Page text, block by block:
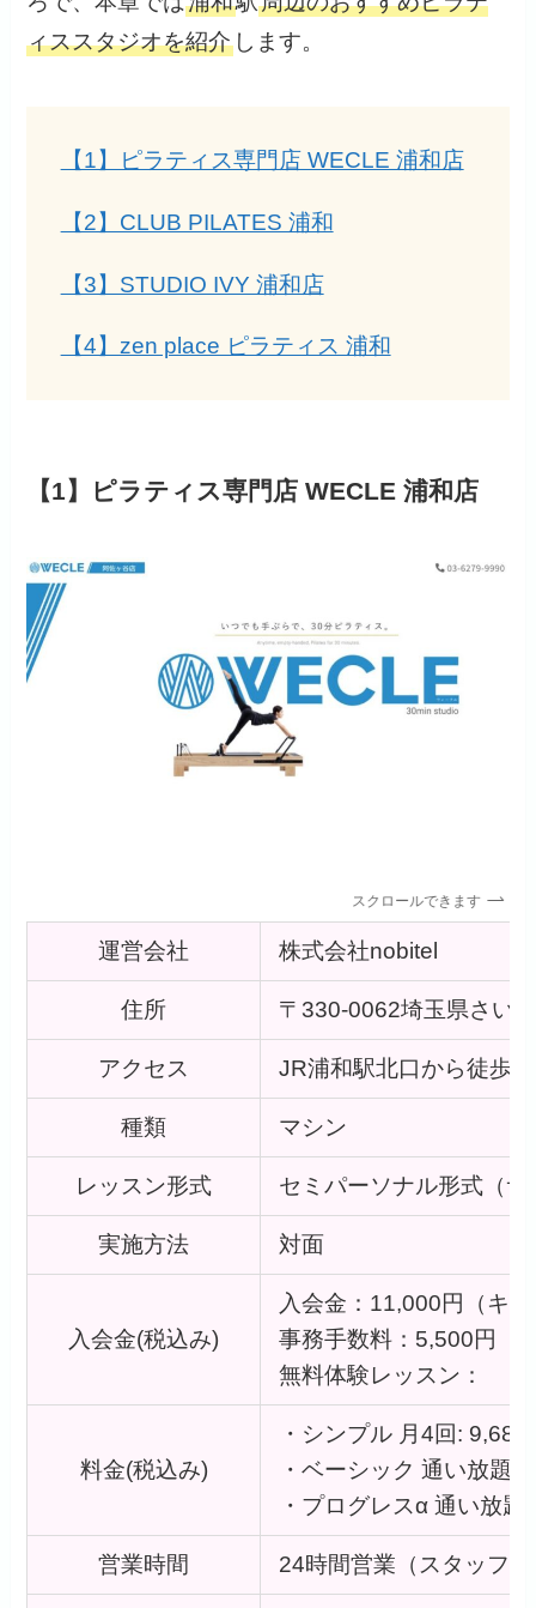
ィススタジオを紹介 します。
【1】ピラティス専門店 WECLE 浦和店
【2】CLUB PILATES 浦和
【3】STUDIO IVY 浦和店
【4】zen place ピラティス 浦和
【1】ピラティス専門店 WECLE 浦和店
スクロールできます
運営会社 株式会社nobitel
住所 〒330-0062埼玉県さい
アクセス JR浦和駅北口から徒歩1
種類 マシン
レッスン形式 セミパーソナル形式（
実施方法 対面
入会金(税込み)
入会金：11,000円（キ
事務手数料：5,500円（
無料体験レッスン：
料金(税込み)
・シンプル 月4回: 9,680
・ベーシック 通い放題
・プログレスα 通い放
営業時間 24時間営業（スタッフ